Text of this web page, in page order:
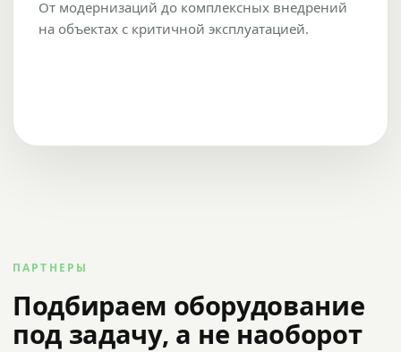
От модернизаций до комплексных внедрений
на объектах с критичной эксплуатацией.
ПАРТНЕРЫ
Подбираем оборудование
под задачу, а не наоборот